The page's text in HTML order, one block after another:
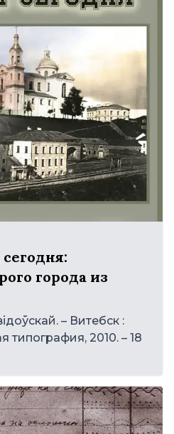
города из
– Витебск :
типография, 2010. – 18